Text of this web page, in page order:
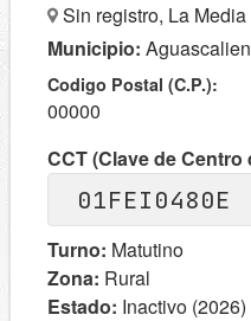
Sin registro, La
Municipio:
Codigo Postal (C.P.):
00000
CCT (Clave de Centro
01FEI0480E
Turno: Matutino
Zona: Rural
Estado: Inactivo (2026)